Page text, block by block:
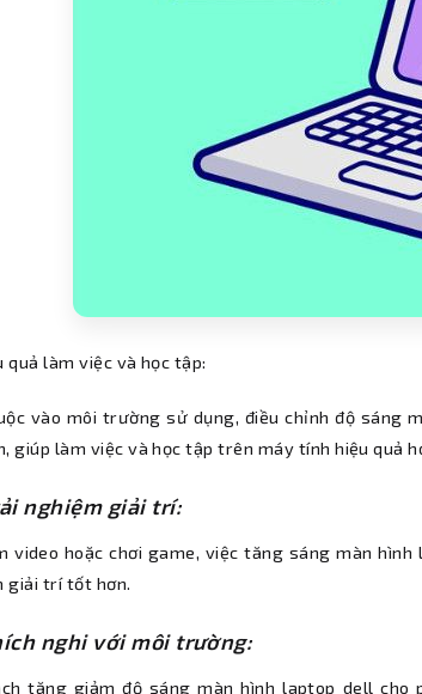
quả làm việc và học tập:
vào môi trường sử dụng, điều chỉnh độ sáng
giúp làm việc và học tập trên máy tính hiệu quả
nghiệm giải trí:
video hoặc chơi game, việc tăng sáng màn
giải trí tốt hơn.
nghi với môi trường:
tăng giảm độ sáng màn hình laptop dell